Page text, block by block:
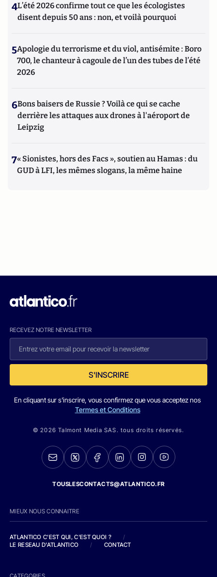
4L’été 2026 confirme tout ce que les écologistes
disent depuis 50 ans : non, et voilà pourquoi
5Apologie du terrorisme et du viol, antisémite : Boro
700, le chanteur à cagoule de l’un des tubes de l’été
2026
6Bons baisers de Russie ? Voilà ce qui se cache
derrière les attaques aux drones à l'aéroport de
Leipzig
7« Sionistes, hors des Facs », soutien au Hamas : du
GUD à LFI, les mêmes slogans, la même haine
RECEVEZ NOTRE NEWSLETTER
S'INSCRIRE
En cliquant sur s'inscrire, vous confirmez que vous acceptez nos
Termes et Conditions
© 2026 Talmont Media SAS. tous droits réservés.
TOUSLESCONTACTS@ATLANTICO.FR
MIEUX NOUS CONNAITRE
ATLANTICO C'EST QUI, C'EST QUOI ?
/
LE RESEAU D'ATLANTICO
/ CONTACT